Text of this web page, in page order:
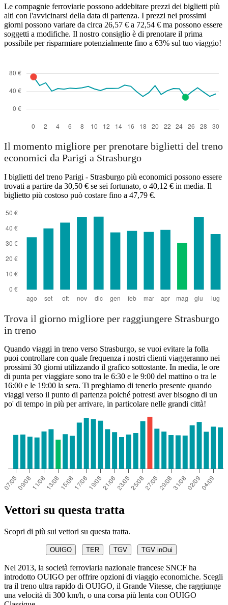
Le compagnie ferroviarie possono addebitare prezzi dei biglietti più
alti con l'avvicinarsi della data di partenza. I prezzi nei prossimi
giorni possono variare da circa 26,57 € a 72,54 € ma possono essere
soggetti a modifiche. Il nostro consiglio è di prenotare il prima
possibile per risparmiare potenzialmente fino a 63% sul tuo viaggio!
Il momento migliore per prenotare biglietti del treno
economici da Parigi a Strasburgo
I biglietti del treno Parigi - Strasburgo più economici possono essere
trovati a partire da 30,50 € se sei fortunato, o 40,12 € in media. Il
biglietto più costoso può costare fino a 47,79 €.
Trova il giorno migliore per raggiungere Strasburgo
in treno
Quando viaggi in treno verso Strasburgo, se vuoi evitare la folla
puoi controllare con quale frequenza i nostri clienti viaggeranno nei
prossimi 30 giorni utilizzando il grafico sottostante. In media, le ore
di punta per viaggiare sono tra le 6:30 e le 9:00 del mattino o tra le
16:00 e le 19:00 la sera. Ti preghiamo di tenerlo presente quando
viaggi verso il punto di partenza poiché potresti aver bisogno di un
po' di tempo in più per arrivare, in particolare nelle grandi città!
Vettori su questa tratta
Scopri di più sui vettori su questa tratta.
OUIGO TER TGV TGV inOui
Nel 2013, la società ferroviaria nazionale francese SNCF ha
introdotto OUIGO per offrire opzioni di viaggio economiche. Scegli
tra il treno ultra rapido di OUIGO, il Grande Vitesse, che raggiunge
una velocità di 300 km/h, o una corsa più lenta con OUIGO